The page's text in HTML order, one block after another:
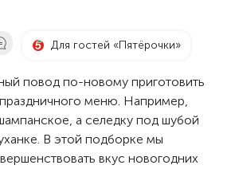
Для гостей «Пятёрочки»
повод по-новому приготовить
меню. Например,
а селедку под шубой
В этой подборке мы
вкус новогодних